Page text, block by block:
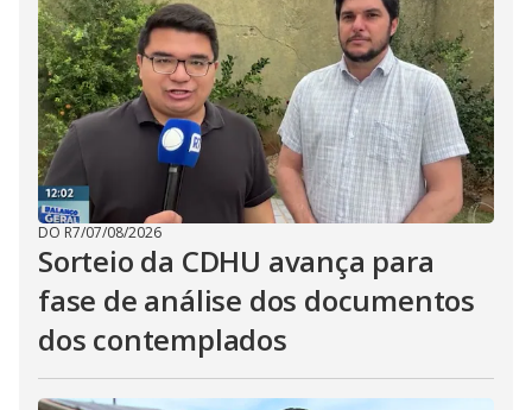
DO R7/07/08/2026
Sorteio da CDHU avança para
fase de análise dos documentos
dos contemplados